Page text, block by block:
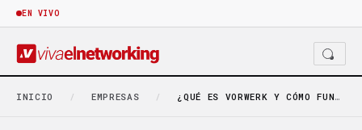
EN VIVO
INICIO / EMPRESAS / ¿QUÉ ES VORWERK Y CÓMO FUNCIONA? » GUÍA…